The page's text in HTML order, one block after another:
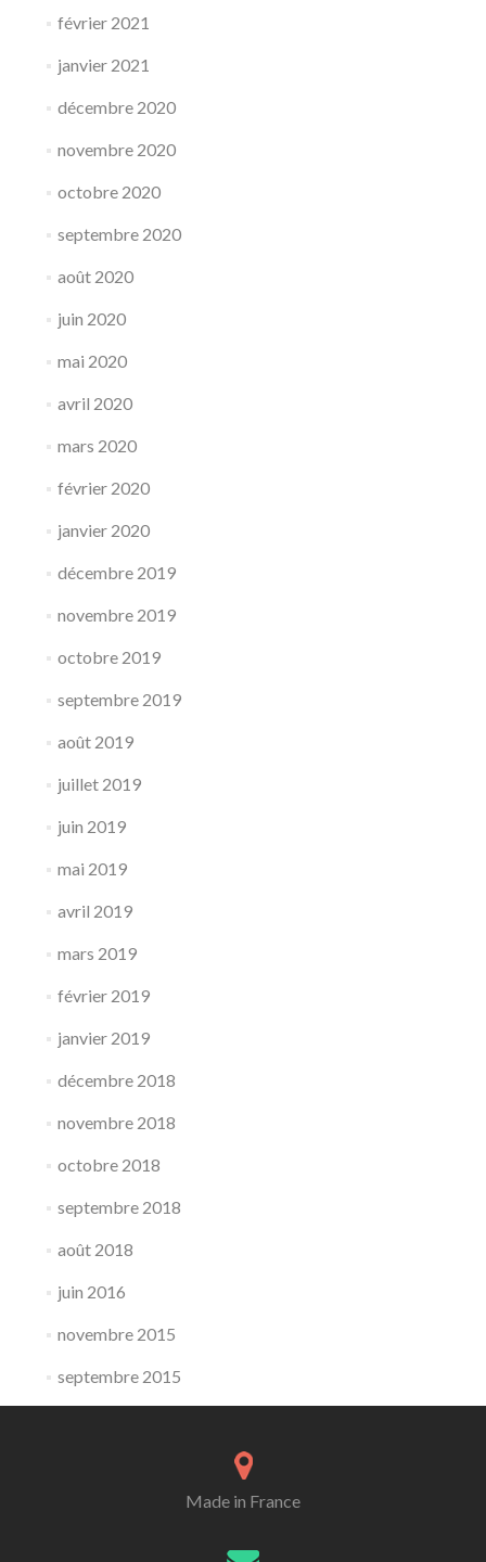
février 2021
janvier 2021
décembre 2020
novembre 2020
octobre 2020
septembre 2020
août 2020
juin 2020
mai 2020
avril 2020
mars 2020
février 2020
janvier 2020
décembre 2019
novembre 2019
octobre 2019
septembre 2019
août 2019
juillet 2019
juin 2019
mai 2019
avril 2019
mars 2019
février 2019
janvier 2019
décembre 2018
novembre 2018
octobre 2018
septembre 2018
août 2018
juin 2016
novembre 2015
septembre 2015
Made in France